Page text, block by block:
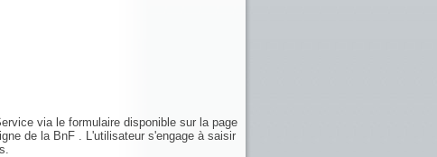
via le formulaire disponible sur la page
de la BnF . L'utilisateur s'engage à saisir